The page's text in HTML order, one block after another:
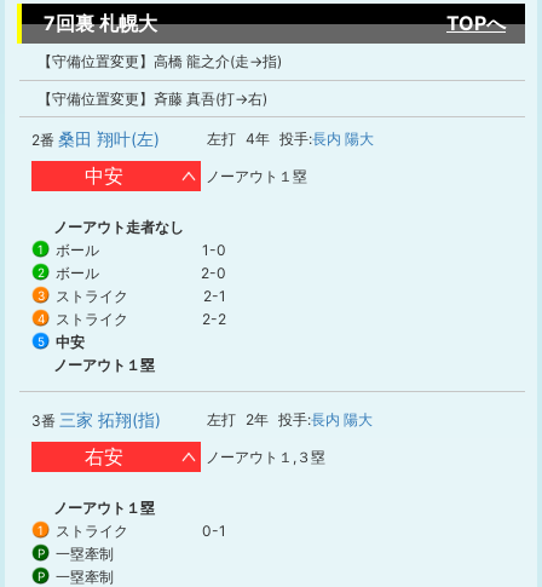
7回裏 札幌大 TOPへ
【守備位置変更】高橋 龍之介(走→指)
【守備位置変更】斉藤 真吾(打→右)
2番 桑田 翔叶(左) 左打 4年 投手:長内 陽大
中安 ノーアウト１塁
ノーアウト走者なし
1 ボール 1-0
2 ボール 2-0
3 ストライク 2-1
4 ストライク 2-2
5
中安
ノーアウト１塁
3番 三家 拓翔(指) 左打 2年 投手:長内 陽大
右安 ノーアウト１,３塁
ノーアウト１塁
1 ストライク 0-1
P 一塁牽制
P 一塁牽制